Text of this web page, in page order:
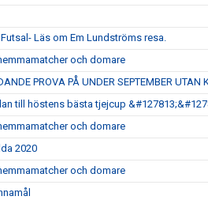
Läs om Em Lundströms resa.
och domare
PROVA PÅ UNDER SEPTEMBER UTAN
till höstens bästa tjejcup
och domare
2020
och domare